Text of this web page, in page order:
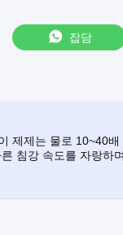
잡담
제제는 물로 10~40
침강 속도를 자랑하